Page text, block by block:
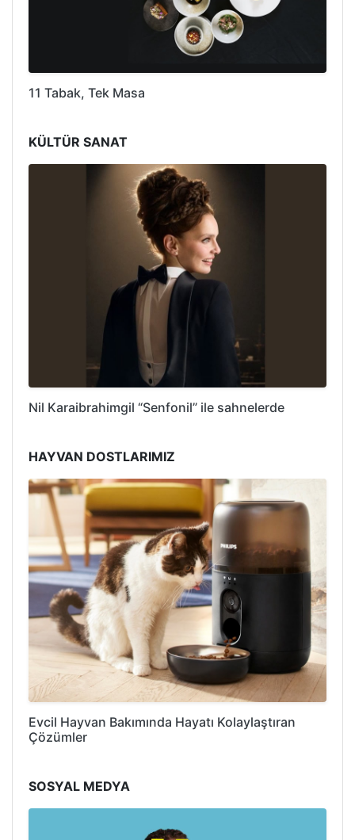
11 Tabak, Tek Masa
KÜLTÜR SANAT
Nil Karaibrahimgil “Senfonil” ile sahnelerde
HAYVAN DOSTLARIMIZ
Evcil Hayvan Bakımında Hayatı Kolaylaştıran
Çözümler
SOSYAL MEDYA